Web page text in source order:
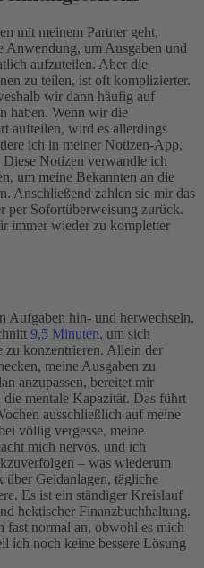
mit meinem Partner geht,
Anwendung, um Ausgaben und
aufzuteilen. Aber die
zu teilen, ist oft komplizierter.
wir dann häufig auf
haben. Wenn wir die
aufteilen, wird es allerdings
ich in meiner Notizen-App,
Notizen verwandle ich
um meine Bekannten an die
Anschließend zahlen sie mir das
per Sofortüberweisung zurück.
immer wieder zu kompletter
Aufgaben hin- und herwechseln,
9,5 Minuten, um sich
zu konzentrieren. Allein der
meine Ausgaben zu
anzupassen, bereitet mir
mentale Kapazität. Das führt
ausschließlich auf meine
völlig vergesse, meine
mich nervös, und ich
– was wiederum
Geldanlagen, tägliche
Es ist ein ständiger Kreislauf
hektischer Finanzbuchhaltung.
fast normal an, obwohl es mich
ich noch keine bessere Lösung